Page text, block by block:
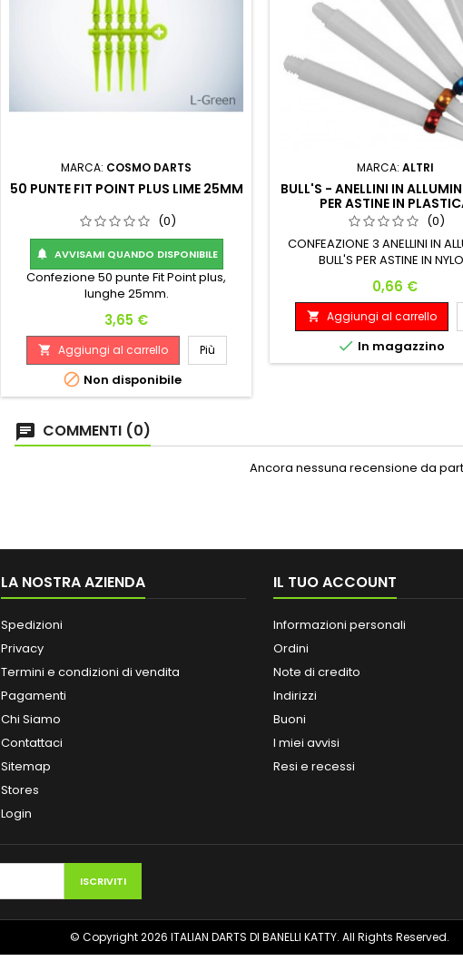
MARCA: COSMO DARTS
50 PUNTE FIT POINT PLUS LIME 25MM
(0)
 AVVISAMI QUANDO DISPONIBILE
Confezione 50 punte Fit Point plus,
lunghe 25mm.
Prezzo
3,65 €
 Aggiungi al carrello Più
 Non disponibile
MARCA: ALTRI
BULL'S - ANELLINI IN
PER ASTINE IN
(0)
CONFEAZIONE 3 ANELLINI IN
BULL'S PER ASTINE IN
Prezzo
0,66 €
 Aggiungi al carrello
 In magazzino
COMMENTI (0)
Ancora nessuna recensione da
LA NOSTRA AZIENDA
Spedizioni
Privacy
Termini e condizioni di vendita
Pagamenti
Chi Siamo
Contattaci
Sitemap
Stores
Login
IL TUO ACCOUNT
Informazioni personali
Ordini
Note di credito
Indirizzi
Buoni
I miei avvisi
Resi e recessi
© Copyright 2026 ITALIAN DARTS DI BANELLI KATTY. All Rights Reserved.